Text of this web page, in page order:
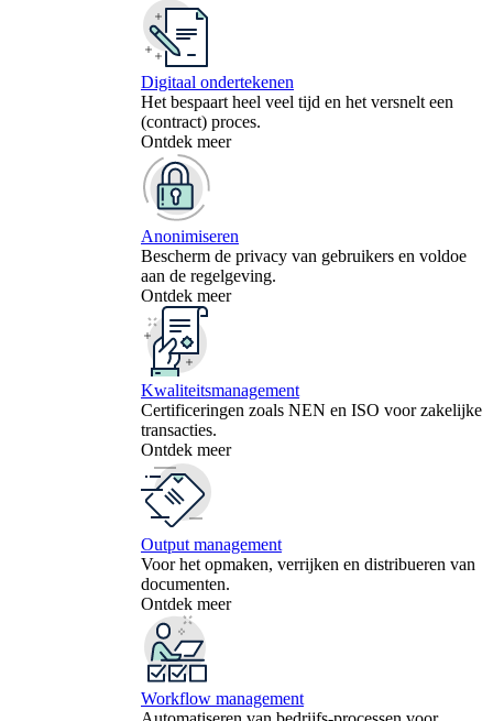
Digitaal ondertekenen
Het bespaart heel veel tijd en het versnelt een
(contract) proces.
Ontdek meer
Anonimiseren
Bescherm de privacy van gebruikers en voldoe
aan de regelgeving.
Ontdek meer
Kwaliteitsmanagement
Certificeringen zoals NEN en ISO voor zakelijke
transacties.
Ontdek meer
Output management
Voor het opmaken, verrijken en distribueren van
documenten.
Ontdek meer
Workflow management